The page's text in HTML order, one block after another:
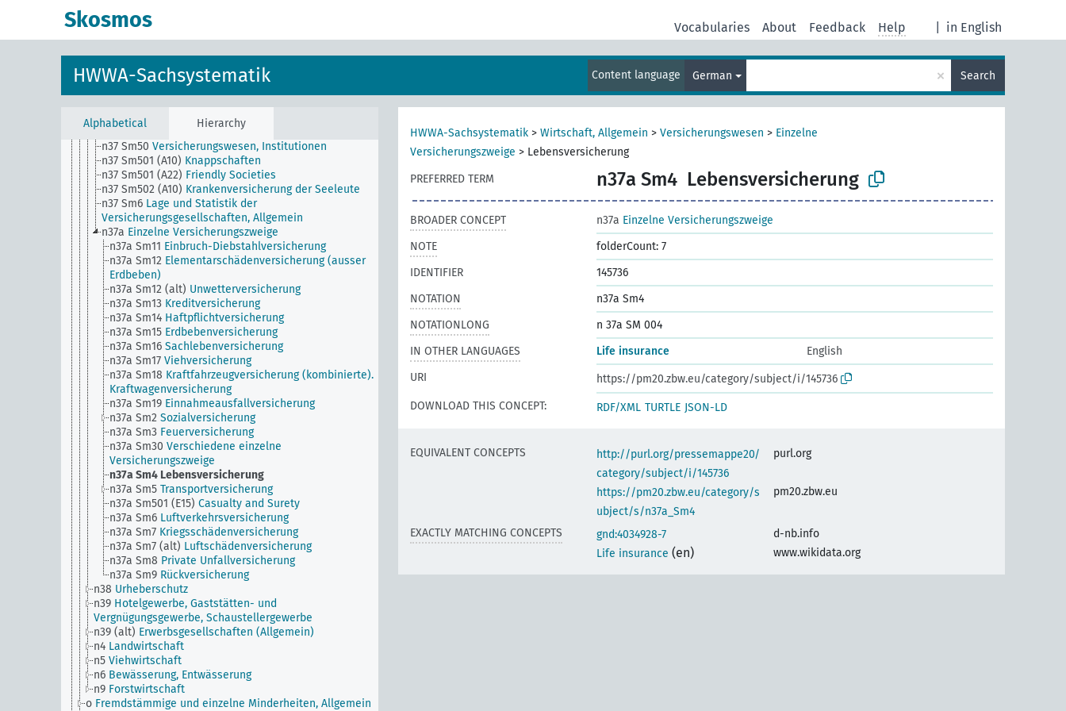
Skosmos in English
Vocabularies About Feedback Help
HWWA-Sachsystematik Content language German × Search
Alphabetical Hierarchy
n37 Versicherungswesen
n37 Sm3 Aufwertung von Versicherungsansprüchen,
Versicherungsträger, Allgemein
Versicherungswesen, Beruf und Ausbildung
n37 Sm50 Versicherungswesen, Institutionen
n37 Sm501 (A10) Knappschaften
n37 Sm501 (A22) Friendly Societies
n37 Sm502 (A10) Krankenversicherung der Seeleute
n37 Sm6 Lage und Statistik der
Versicherungsgesellschaften, Allgemein
n37a Einzelne Versicherungszweige
n37a Sm11 Einbruch-Diebstahlversicherung
n37a Sm12 Elementarschädenversicherung (ausser
Erdbeben)
n37a Sm12 (alt) Unwetterversicherung
n37a Sm13 Kreditversicherung
n37a Sm14 Haftpflichtversicherung
n37a Sm15 Erdbebenversicherung
n37a Sm16 Sachlebenversicherung
n37a Sm17 Viehversicherung
n37a Sm18 Kraftfahrzeugversicherung (kombinierte).
Kraftwagenversicherung
n37a Sm19 Einnahmeausfallversicherung
n37a Sm2 Sozialversicherung
n37a Sm3 Feuerversicherung
n37a Sm30 Verschiedene einzelne
Versicherungszweige
n37a Sm4 Lebensversicherung
n37a Sm5 Transportversicherung
n37a Sm501 (E15) Casualty and Surety
n37a Sm6 Luftverkehrsversicherung
n37a Sm7 Kriegsschädenversicherung
n37a Sm7 (alt) Luftschädenversicherung
n37a Sm8 Private Unfallversicherung
n37a Sm9 Rückversicherung
n38 Urheberschutz
n39 Hotelgewerbe, Gaststätten- und
Vergnügungsgewerbe, Schaustellergewerbe
n39 (alt) Erwerbsgesellschaften (Allgemein)
n4 Landwirtschaft
n5 Viehwirtschaft
n6 Bewässerung, Entwässerung
n9 Forstwirtschaft
o Fremdstämmige und einzelne Minderheiten, Allgemein
HWWA-Sachsystematik > Wirtschaft, Allgemein > Versicherungswesen > Einzelne
Versicherungszweige > Lebensversicherung
PREFERRED TERM
n37a Sm4 Lebensversicherung
BROADER CONCEPT n37a Einzelne Versicherungszweige
NOTE
folderCount: 7
IDENTIFIER
145736
NOTATION
n37a Sm4
NOTATIONLONG
n 37a SM 004
IN OTHER LANGUAGES
Life insurance
English
URI
https://pm20.zbw.eu/category/subject/i/145736
DOWNLOAD THIS CONCEPT:
RDF/XML TURTLE JSON-LD
EQUIVALENT CONCEPTS
http://purl.org/pressemappe20/
category/subject/i/145736
purl.org
https://pm20.zbw.eu/category/s
ubject/s/n37a_Sm4
pm20.zbw.eu
EXACTLY MATCHING CONCEPTS gnd:4034928-7
d-nb.info
Life insurance (en) www.wikidata.org